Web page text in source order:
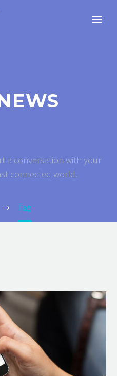
a conversation with your
connected world.
Tag